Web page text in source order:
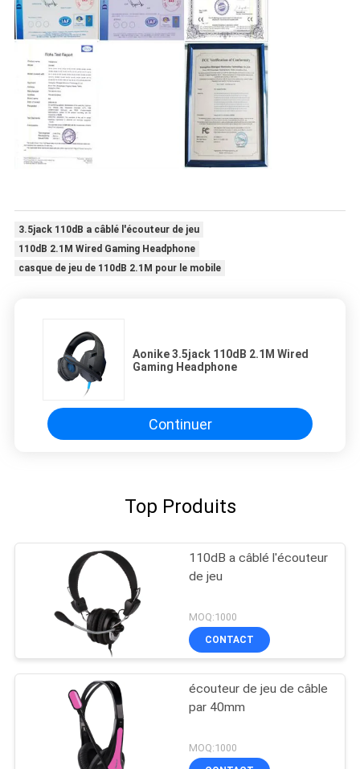
3.5jack 110dB a câblé l'écouteur de jeu
110dB 2.1M Wired Gaming Headphone
casque de jeu de 110dB 2.1M pour le mobile
Aonike 3.5jack 110dB 2.1M Wired
Gaming Headphone
Continuer
Top Produits
110dB a câblé l'écouteur
de jeu
MOQ:1000
CONTACT
écouteur de jeu de câble
par 40mm
MOQ:1000